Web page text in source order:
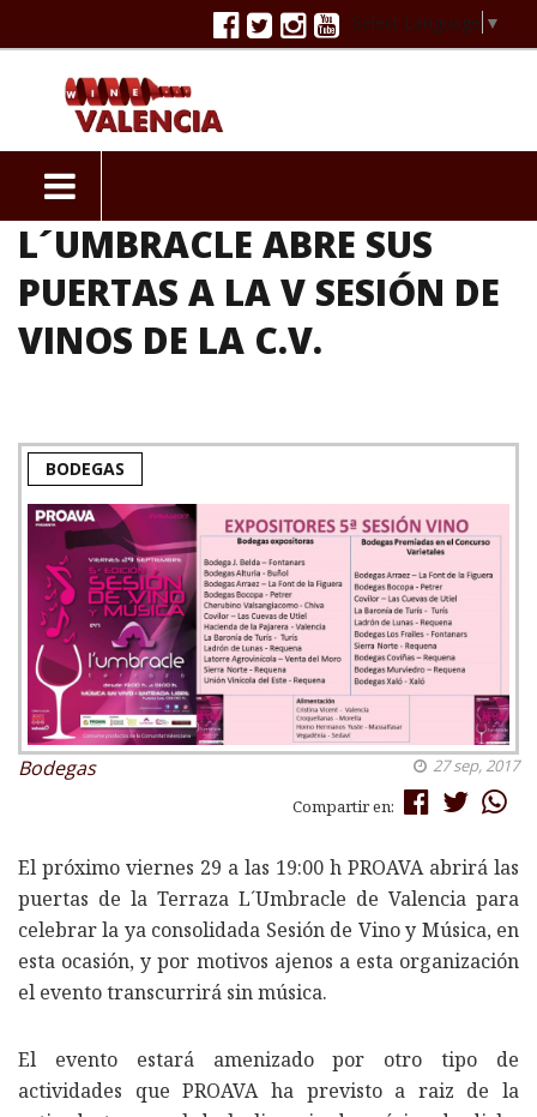
Select Language ▼
L´UMBRACLE ABRE SUS
PUERTAS A LA V SESIÓN DE
VINOS DE LA C.V.
BODEGAS
Bodegas
27 sep, 2017
Compartir en:
El próximo viernes 29 a las 19:00 h PROAVA abrirá las
puertas de la Terraza L´Umbracle de Valencia para
celebrar la ya consolidada Sesión de Vino y Música, en
esta ocasión, y por motivos ajenos a esta organización
el evento transcurrirá sin música.
El evento estará amenizado por otro tipo de
actividades que PROAVA ha previsto a raiz de la